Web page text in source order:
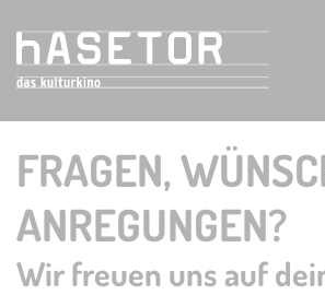
FRAGEN,
ANREGUNGEN?
Wir freuen uns auf